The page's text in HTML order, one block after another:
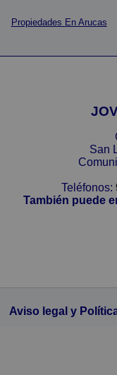
Propiedades En Arucas
San
Teléfonos:
También puede
Aviso legal y